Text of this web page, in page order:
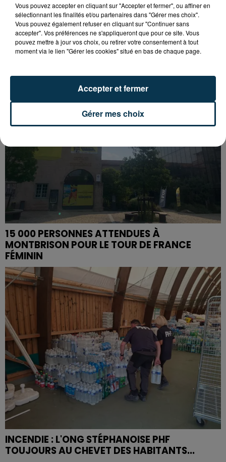
SAINT-ETIENNE : UN ENFANT DÉCÈDE APRÈS
UNE CHUTE DU 8E ÉTAGE
15 000 PERSONNES ATTENDUES À
MONTBRISON POUR LE TOUR DE FRANCE
FÉMININ
INCENDIE : L'ONG STÉPHANOISE PHF
TOUJOURS AU CHEVET DES HABITANTS...
Vous pouvez accepter en cliquant sur "Accepter et fermer", ou affiner en
sélectionnant les finalités et/ou partenaires dans "Gérer mes choix".
Vous pouvez également refuser en cliquant sur "Continuer sans
accepter". Vos préférences ne s'appliqueront que pour ce site. Vous
pouvez mettre à jour vos choix, ou retirer votre consentement à tout
moment via le lien "Gérer les cookies" situé en bas de chaque page.
Gérer mes choix
Accepter et fermer